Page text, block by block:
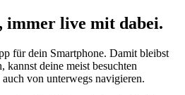
immer live mit dabei.
für dein Smartphone. Damit bleibst
kannst deine meist besuchten
von unterwegs navigieren.